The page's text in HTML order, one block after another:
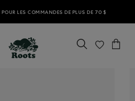
LES COMMANDES DE PLUS DE 70 $